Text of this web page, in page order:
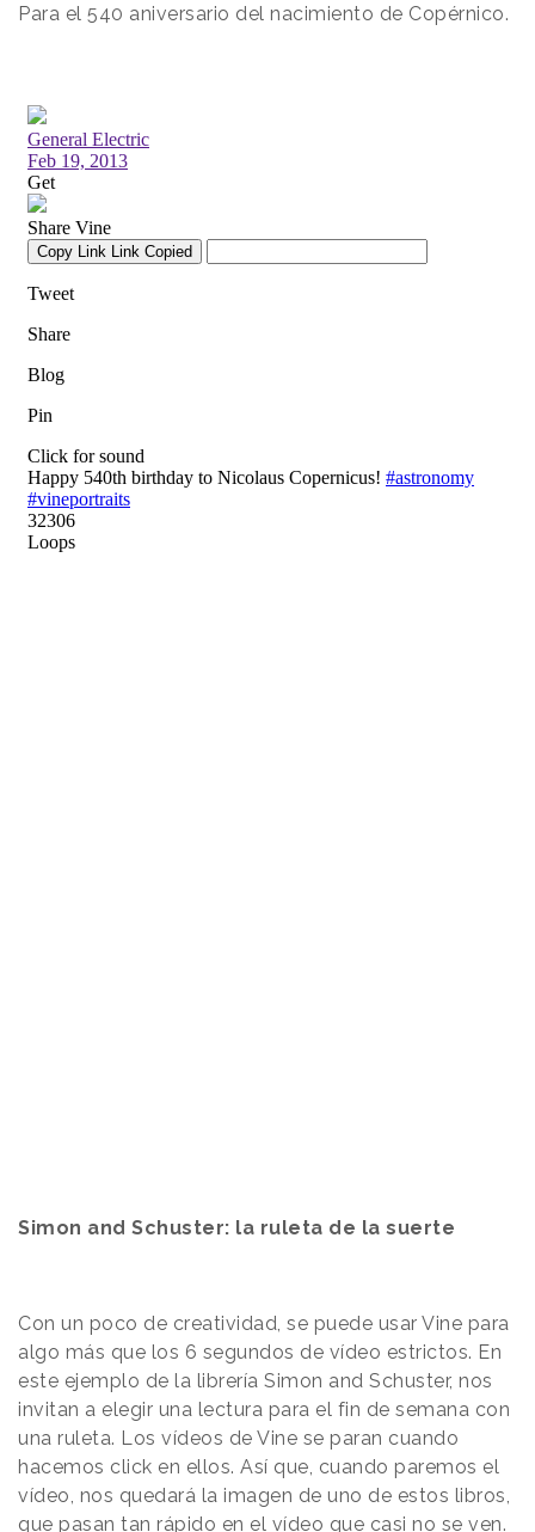
Para el 540 aniversario del nacimiento de Copérnico.
Simon and Schuster: la ruleta de la suerte
Con un poco de creatividad, se puede usar Vine para
algo más que los 6 segundos de vídeo estrictos. En
este ejemplo de la librería Simon and Schuster, nos
invitan a elegir una lectura para el fin de semana con
una ruleta. Los vídeos de Vine se paran cuando
hacemos click en ellos. Así que, cuando paremos el
vídeo, nos quedará la imagen de uno de estos libros,
que pasan tan rápido en el vídeo que casi no se ven.